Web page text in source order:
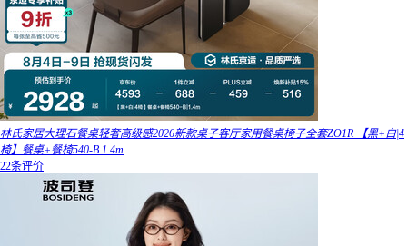
林氏家居大理石餐桌轻奢高级感2026新款桌子客厅家用餐桌椅子全套ZO1R 【黑+白|4
椅】餐桌+餐椅540-B 1.4m
22条评价